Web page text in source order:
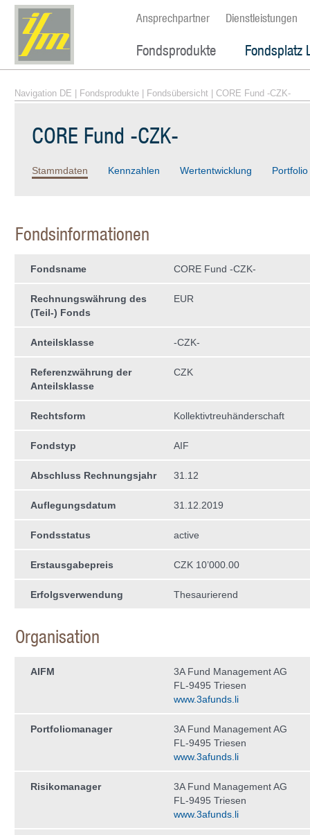
Ansprechpartner Dienstleistungen
Fondsprodukte Fondsplatz
Navigation DE Fondsprodukte Fondsübersicht | CORE Fund -CZK-
CORE Fund -CZK-
Stammdaten Kennzahlen Wertentwicklung Portfolio
Fondsinformationen
Fondsname CORE Fund -CZK-
Rechnungswährung des
(Teil-) Fonds
EUR
Anteilsklasse -CZK-
Referenzwährung der
Anteilsklasse
CZK
Rechtsform Kollektivtreuhän­derschaft
Fondstyp AIF
Abschluss Rechnungsjahr 31.12
Auflegungsdatum 31.12.2019
Fondsstatus active
Erstausgabepreis CZK 10’000.00
Erfolgsverwendung Thesaurierend
Organisation
AIFM
3A Fund Management AG
FL-9495 Triesen
www.3afunds.li
Portfoliomanager
3A Fund Management AG
FL-9495 Triesen
www.3afunds.li
Risikomanager
3A Fund Management AG
FL-9495 Triesen
www.3afunds.li